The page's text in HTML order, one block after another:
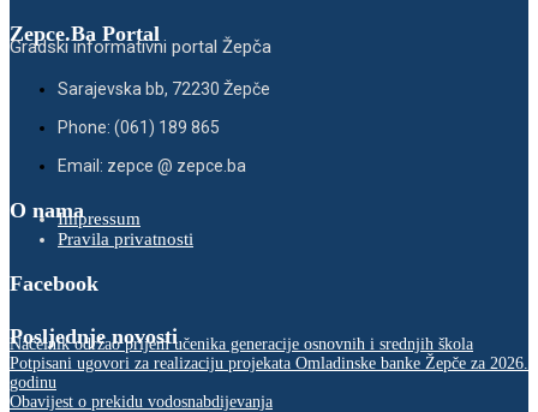
Zepce.Ba Portal
Gradski informativni portal Žepča
Sarajevska bb, 72230 Žepče
Phone: (061) 189 865
Email: zepce @ zepce.ba
O namaImpressum
Pravila privatnosti
Facebook
Posljednje novosti
Načelnik održao prijem učenika generacije osnovnih i srednjih škola
Potpisani ugovori za realizaciju projekata Omladinske banke Žepče za 2026.
godinu
Obavijest o prekidu vodosnabdijevanja